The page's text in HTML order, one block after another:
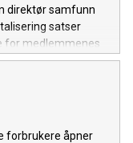
direktør samfunn
satser
for medlemmenes
forbrukere åpner